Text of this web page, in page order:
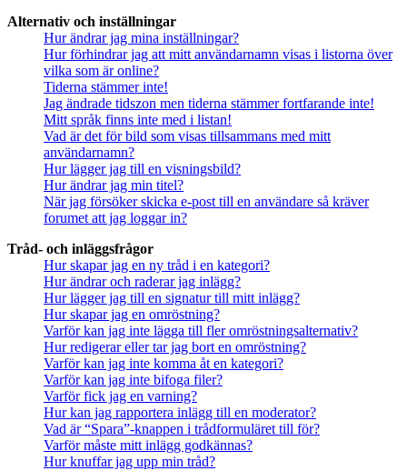
Alternativ och inställningar
Hur ändrar jag mina inställningar?
Hur förhindrar jag att mitt användarnamn visas i listorna över
vilka som är online?
Tiderna stämmer inte!
Jag ändrade tidszon men tiderna stämmer fortfarande inte!
Mitt språk finns inte med i listan!
Vad är det för bild som visas tillsammans med mitt
användarnamn?
Hur lägger jag till en visningsbild?
Hur ändrar jag min titel?
När jag försöker skicka e-post till en användare så kräver
forumet att jag loggar in?
Tråd- och inläggsfrågor
Hur skapar jag en ny tråd i en kategori?
Hur ändrar och raderar jag inlägg?
Hur lägger jag till en signatur till mitt inlägg?
Hur skapar jag en omröstning?
Varför kan jag inte lägga till fler omröstningsalternativ?
Hur redigerar eller tar jag bort en omröstning?
Varför kan jag inte komma åt en kategori?
Varför kan jag inte bifoga filer?
Varför fick jag en varning?
Hur kan jag rapportera inlägg till en moderator?
Vad är “Spara”-knappen i trådformuläret till för?
Varför måste mitt inlägg godkännas?
Hur knuffar jag upp min tråd?